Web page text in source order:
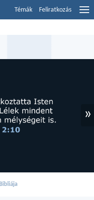
Témák Feliratkozás
»